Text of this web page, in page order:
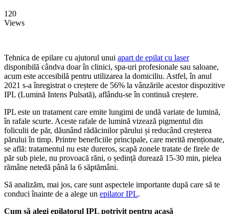
120
Views
Tehnica de epilare cu ajutorul unui apart de epilat cu laser
disponibilă cândva doar în clinici, spa-uri profesionale sau saloane,
acum este accesibilă pentru utilizarea la domiciliu. Astfel, în anul
2021 s-a înregistrat o creștere de 56% la vânzările acestor dispozitive
IPL (Lumină Intens Pulsată), aflându-se în continuă creștere.
IPL este un tratament care emite lungimi de undă variate de lumină,
în rafale scurte. Aceste rafale de lumină vizează pigmentul din
foliculii de păr, dăunând rădăcinilor părului și reducând creșterea
părului în timp. Printre beneficiile principale, care merită menționate,
se află: tratamentul nu este dureros, scapă zonele tratate de firele de
păr sub piele, nu provoacă răni, o ședință durează 15-30 min, pielea
rămâne netedă până la 6 săptămâni.
Să analizăm, mai jos, care sunt aspectele importante după care să te
conduci înainte de a alege un epilator IPL.
Cum să alegi epilatorul IPL potrivit pentru acasă